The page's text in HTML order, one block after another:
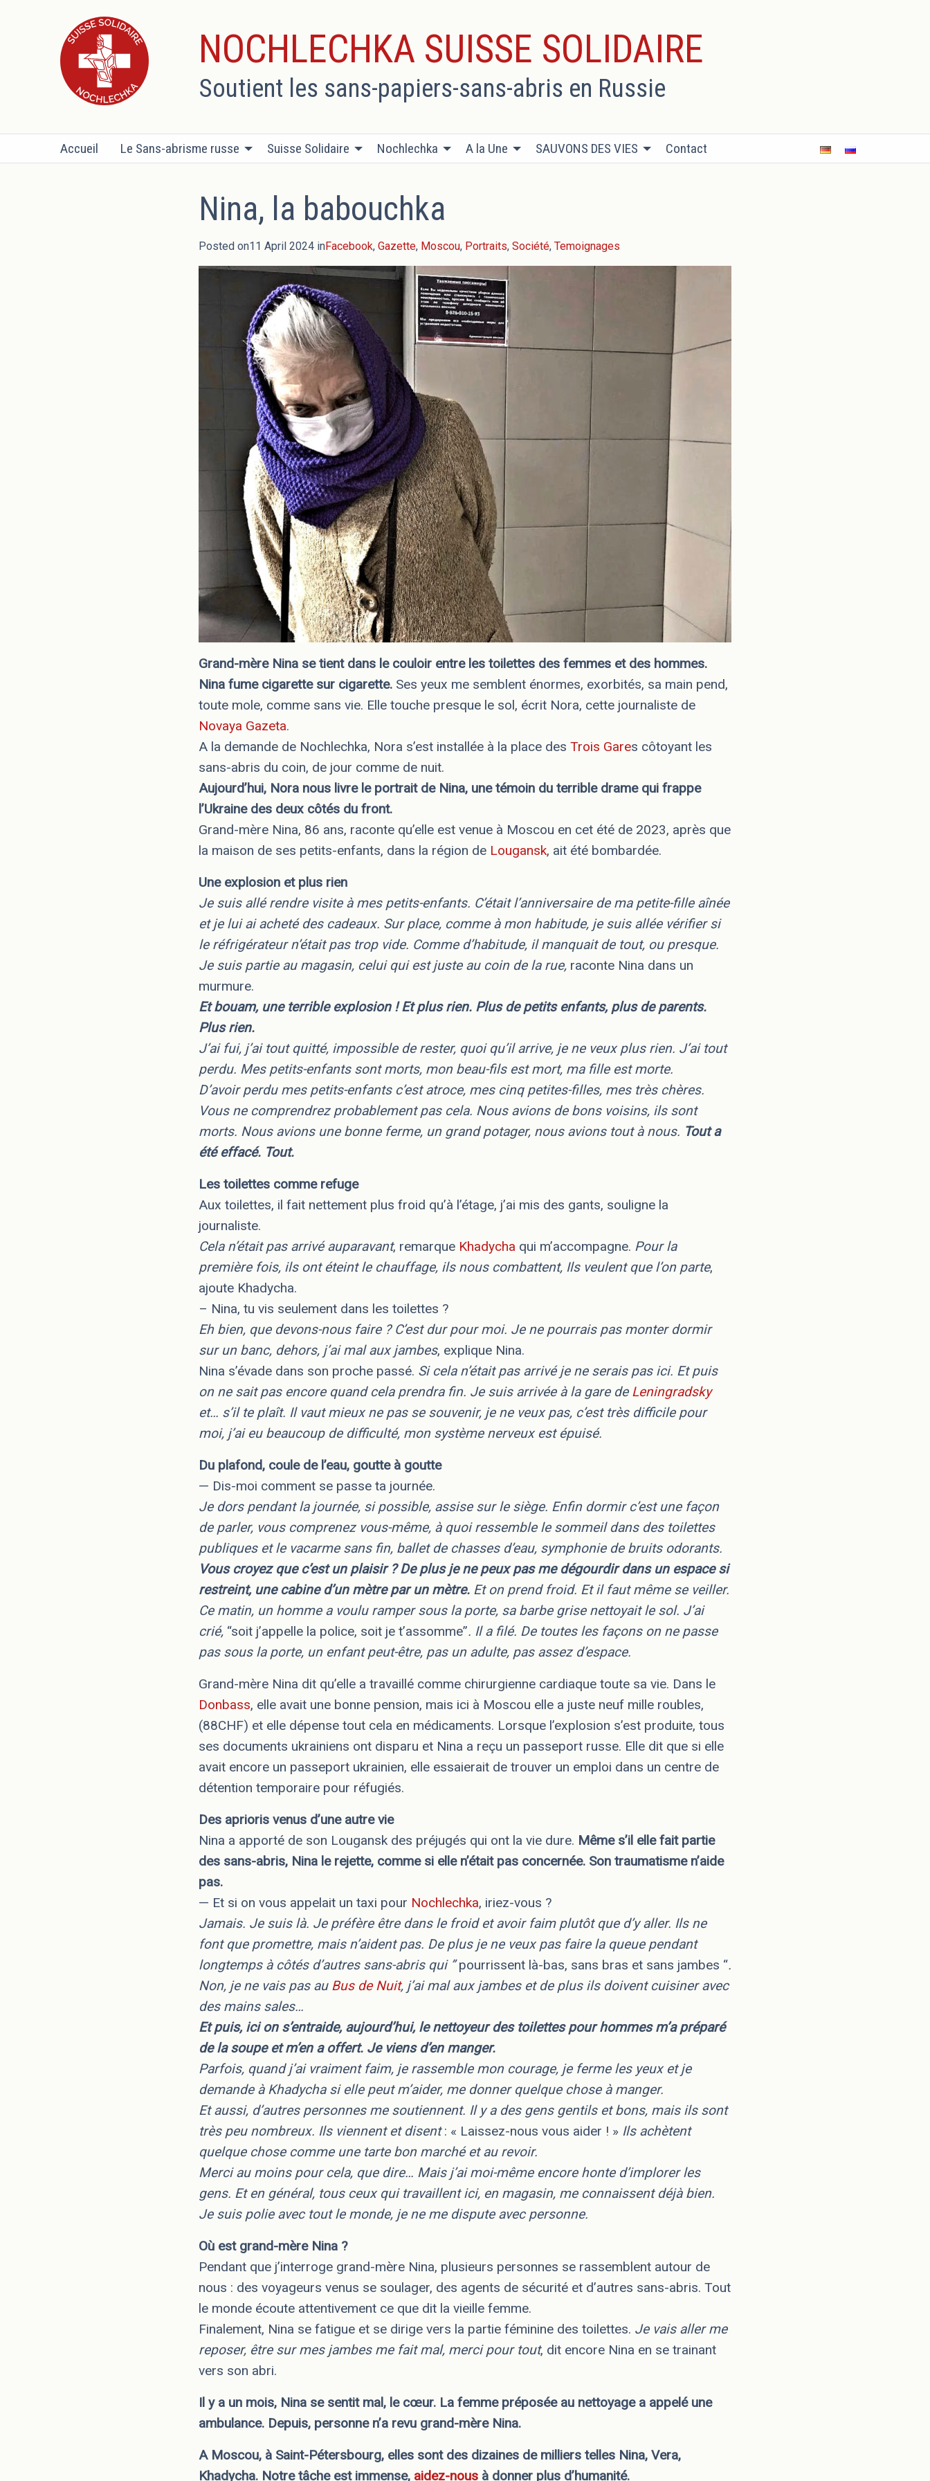
NOCHLECHKA SUISSE SOLIDAIRE
Soutient les sans-papiers-sans-abris en Russie
Accueil Le Sans-abrisme russe Suisse Solidaire Nochlechka A la Une SAUVONS DES VIES Contact
Nina, la babouchka
Posted on11 April 2024 inFacebook, Gazette, Moscou, Portraits, Société, Temoignages
Grand-mère Nina se tient dans le couloir entre les toilettes des femmes et des hommes.
Nina fume cigarette sur cigarette. Ses yeux me semblent énormes, exorbités, sa main pend,
toute mole, comme sans vie. Elle touche presque le sol, écrit Nora, cette journaliste de
Novaya Gazeta.
A la demande de Nochlechka, Nora s’est installée à la place des Trois Gares côtoyant les
sans-abris du coin, de jour comme de nuit.
Aujourd’hui, Nora nous livre le portrait de Nina, une témoin du terrible drame qui frappe
l’Ukraine des deux côtés du front.
Grand-mère Nina, 86 ans, raconte qu’elle est venue à Moscou en cet été de 2023, après que
la maison de ses petits-enfants, dans la région de Lougansk, ait été bombardée.
Une explosion et plus rien
Je suis allé rendre visite à mes petits-enfants. C’était l’anniversaire de ma petite-fille aînée
et je lui ai acheté des cadeaux. Sur place, comme à mon habitude, je suis allée vérifier si
le réfrigérateur n’était pas trop vide. Comme d’habitude, il manquait de tout, ou presque.
Je suis partie au magasin, celui qui est juste au coin de la rue, raconte Nina dans un
murmure.
Et bouam, une terrible explosion ! Et plus rien. Plus de petits enfants, plus de parents.
Plus rien.
J’ai fui, j’ai tout quitté, impossible de rester, quoi qu’il arrive, je ne veux plus rien. J’ai tout
perdu. Mes petits-enfants sont morts, mon beau-fils est mort, ma fille est morte.
D’avoir perdu mes petits-enfants c’est atroce, mes cinq petites-filles, mes très chères.
Vous ne comprendrez probablement pas cela. Nous avions de bons voisins, ils sont
morts. Nous avions une bonne ferme, un grand potager, nous avions tout à nous. Tout a
été effacé. Tout.
Les toilettes comme refuge
Aux toilettes, il fait nettement plus froid qu’à l’étage, j’ai mis des gants, souligne la
journaliste.
Cela n’était pas arrivé auparavant, remarque Khadycha qui m’accompagne. Pour la
première fois, ils ont éteint le chauffage, ils nous combattent, Ils veulent que l’on parte,
ajoute Khadycha.
– Nina, tu vis seulement dans les toilettes ?
Eh bien, que devons-nous faire ? C’est dur pour moi. Je ne pourrais pas monter dormir
sur un banc, dehors, j’ai mal aux jambes, explique Nina.
Nina s’évade dans son proche passé. Si cela n’était pas arrivé je ne serais pas ici. Et puis
on ne sait pas encore quand cela prendra fin. Je suis arrivée à la gare de Leningradsky
et… s’il te plaît. Il vaut mieux ne pas se souvenir, je ne veux pas, c’est très difficile pour
moi, j’ai eu beaucoup de difficulté, mon système nerveux est épuisé.
Du plafond, coule de l’eau, goutte à goutte
— Dis-moi comment se passe ta journée.
Je dors pendant la journée, si possible, assise sur le siège. Enfin dormir c’est une façon
de parler, vous comprenez vous-même, à quoi ressemble le sommeil dans des toilettes
publiques et le vacarme sans fin, ballet de chasses d’eau, symphonie de bruits odorants.
Vous croyez que c’est un plaisir ? De plus je ne peux pas me dégourdir dans un espace si
restreint, une cabine d’un mètre par un mètre. Et on prend froid. Et il faut même se veiller.
Ce matin, un homme a voulu ramper sous la porte, sa barbe grise nettoyait le sol. J’ai
crié, “soit j’appelle la police, soit je t’assomme”. Il a filé. De toutes les façons on ne passe
pas sous la porte, un enfant peut-être, pas un adulte, pas assez d’espace.
Grand-mère Nina dit qu’elle a travaillé comme chirurgienne cardiaque toute sa vie. Dans le
Donbass, elle avait une bonne pension, mais ici à Moscou elle a juste neuf mille roubles,
(88CHF) et elle dépense tout cela en médicaments. Lorsque l’explosion s’est produite, tous
ses documents ukrainiens ont disparu et Nina a reçu un passeport russe. Elle dit que si elle
avait encore un passeport ukrainien, elle essaierait de trouver un emploi dans un centre de
détention temporaire pour réfugiés.
Des aprioris venus d’une autre vie
Nina a apporté de son Lougansk des préjugés qui ont la vie dure. Même s’il elle fait partie
des sans-abris, Nina le rejette, comme si elle n’était pas concernée. Son traumatisme n’aide
pas.
— Et si on vous appelait un taxi pour Nochlechka, iriez-vous ?
Jamais. Je suis là. Je préfère être dans le froid et avoir faim plutôt que d’y aller. Ils ne
font que promettre, mais n’aident pas. De plus je ne veux pas faire la queue pendant
longtemps à côtés d’autres sans-abris qui ”pourrissent là-bas, sans bras et sans jambes “.
Non, je ne vais pas au Bus de Nuit, j’ai mal aux jambes et de plus ils doivent cuisiner avec
des mains sales…
Et puis, ici on s’entraide, aujourd’hui, le nettoyeur des toilettes pour hommes m’a préparé
de la soupe et m’en a offert. Je viens d’en manger.
Parfois, quand j’ai vraiment faim, je rassemble mon courage, je ferme les yeux et je
demande à Khadycha si elle peut m’aider, me donner quelque chose à manger.
Et aussi, d’autres personnes me soutiennent. Il y a des gens gentils et bons, mais ils sont
très peu nombreux. Ils viennent et disent: « Laissez-nous vous aider ! » Ils achètent
quelque chose comme une tarte bon marché et au revoir.
Merci au moins pour cela, que dire… Mais j’ai moi-même encore honte d’implorer les
gens. Et en général, tous ceux qui travaillent ici, en magasin, me connaissent déjà bien.
Je suis polie avec tout le monde, je ne me dispute avec personne.
Où est grand-mère Nina ?
Pendant que j’interroge grand-mère Nina, plusieurs personnes se rassemblent autour de
nous : des voyageurs venus se soulager, des agents de sécurité et d’autres sans-abris. Tout
le monde écoute attentivement ce que dit la vieille femme.
Finalement, Nina se fatigue et se dirige vers la partie féminine des toilettes. Je vais aller me
reposer, être sur mes jambes me fait mal, merci pour tout, dit encore Nina en se trainant
vers son abri.
Il y a un mois, Nina se sentit mal, le cœur. La femme préposée au nettoyage a appelé une
ambulance. Depuis, personne n’a revu grand-mère Nina.
A Moscou, à Saint-Pétersbourg, elles sont des dizaines de milliers telles Nina, Vera,
Khadycha. Notre tâche est immense, aidez-nous à donner plus d’humanité.